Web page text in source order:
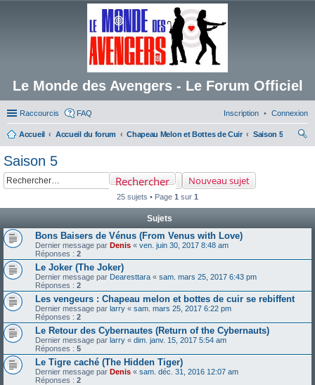
Le Monde des Avengers - Le Forum Officiel
Raccourcis FAQ Connexion
Inscription
Accueil Accueil du forum Chapeau Melon et Bottes de Cuir
Saison 5
Saison 5
Nouveau sujet
Rechercher
25 sujets • Page 1 sur 1
Sujets
Bons Baisers de Vénus (From Venus with Love)
Dernier message par Denis « ven. juin 30, 2017 8:48 am
Réponses : 2
Le Joker (The Joker)
Dernier message par Dearesttara « sam. mars 25, 2017 6:43 pm
Réponses : 2
Les vengeurs : Chapeau melon et bottes de cuir se rebiffent
Dernier message par larry « sam. mars 25, 2017 6:22 pm
Réponses : 2
Le Retour des Cybernautes (Return of the Cybernauts)
Dernier message par larry « dim. janv. 15, 2017 5:54 am
Réponses : 5
Le Tigre caché (The Hidden Tiger)
Dernier message par Denis « sam. déc. 31, 2016 12:07 am
Réponses : 2